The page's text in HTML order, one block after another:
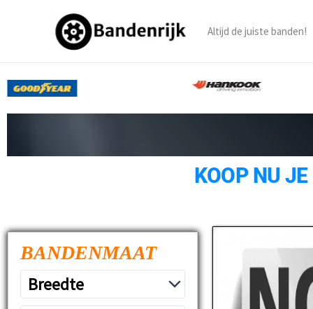
inhoud
Altijd de juiste banden!
KOOP NU
BANDENMAAT